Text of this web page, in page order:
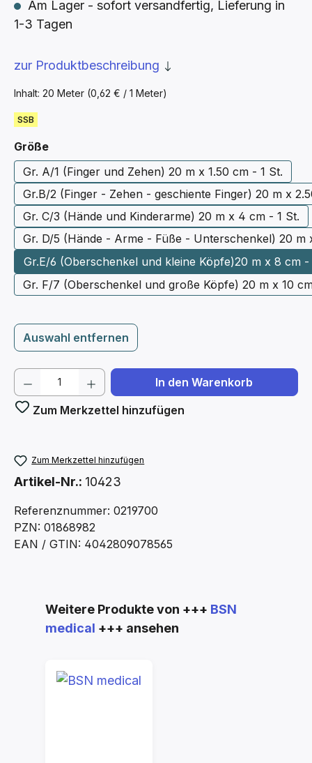
Inhalt: 20 Meter (0,62 € / 1 Meter)
Am Lager - sofort versandfertig, Lieferung in
1-3 Tagen
SSB
zur Produktbeschreibung
Größeauswählen
Gr. A/1 (Finger und Zehen) 20 m x 1.50 cm - 1 St.
Gr.B/2 (Finger - Zehen - geschiente Finger) 20 m x
Gr. C/3 (Hände und Kinderarme) 20 m x 4 cm - 1 St.
Gr. D/5 (Hände - Arme - Füße - Unterschenkel) 20 m
Gr.E/6 (Oberschenkel und kleine Köpfe)20 m x 8 cm -
Gr. F/7 (Oberschenkel und große Köpfe) 20 m x 10
Auswahl entfernen
Produkt Anzahl: Gib den gewünschten
In den Warenkorb
Zum Merkzettel hinzufügen
Zum Merkzettel hinzufügen
Artikel-Nr.: 10423
Referenznummer: 0219700
PZN: 01868982
EAN / GTIN: 4042809078565
Produktgalerie überspringen
Weitere Produkte von +++ BSN
medical +++ ansehen